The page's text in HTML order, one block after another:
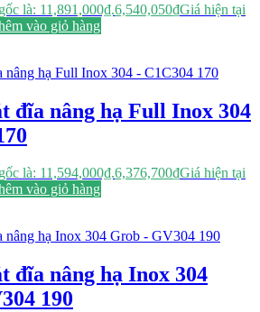
là: 11,891,000₫.6,540,050₫Giá hiện tại
vào giỏ hàng
đĩa nâng hạ Full Inox 304
là: 11,594,000₫.6,376,700₫Giá hiện tại
vào giỏ hàng
đĩa nâng hạ Inox 304
190